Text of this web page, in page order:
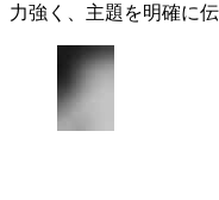
力強く、主題を明確に伝